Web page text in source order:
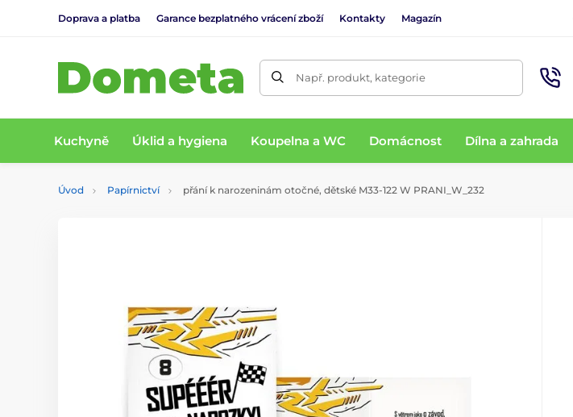
Doprava a platba Garance bezplatného vrácení zboží Kontakty Magazín
Např. produkt, kategorie
Kuchyně Úklid a hygiena Koupelna a WC Domácnost Dílna a zahrada
Úvod Papírnictví přání k narozeninám otočné, dětské M33-122 W PRANI_W_232